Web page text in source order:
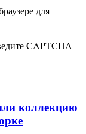
для
CAPTCHA
коллекцию